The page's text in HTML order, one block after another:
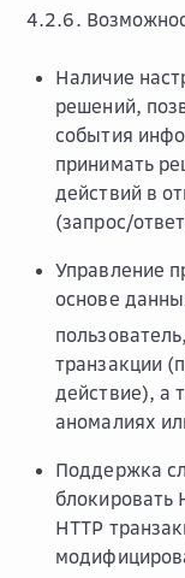
4.2.6.
Наличие
решений,
события
принимать
действий в
(запрос/
Управление
основе
транзакции
действие), а
аномалиях
Поддержка
блокировать
HTTP